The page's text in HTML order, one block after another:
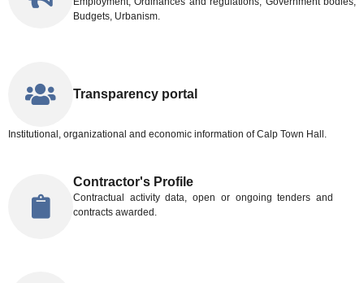
Budgets, Urbanism.
Transparency portal
Institutional, organizational and economic information of Calp Town Hall.
Contractor's Profile
Contractual activity data, open or ongoing tenders and
contracts awarded.